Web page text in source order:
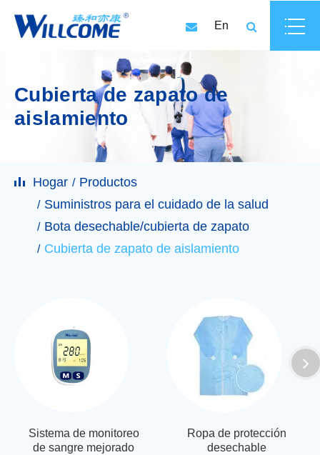
En
Cubierta de zapato de
aislamiento
Hogar
Productos
Suministros para el cuidado de la salud
Bota desechable/cubierta de zapato
Cubierta de zapato de aislamiento
Sistema de monitoreo
de sangre mejorado
Ropa de protección
desechable